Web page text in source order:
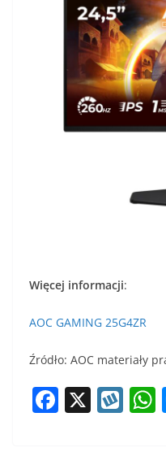
Więcej informacji:
AOC GAMING 25G4ZR
Źródło: AOC materiały
F X W